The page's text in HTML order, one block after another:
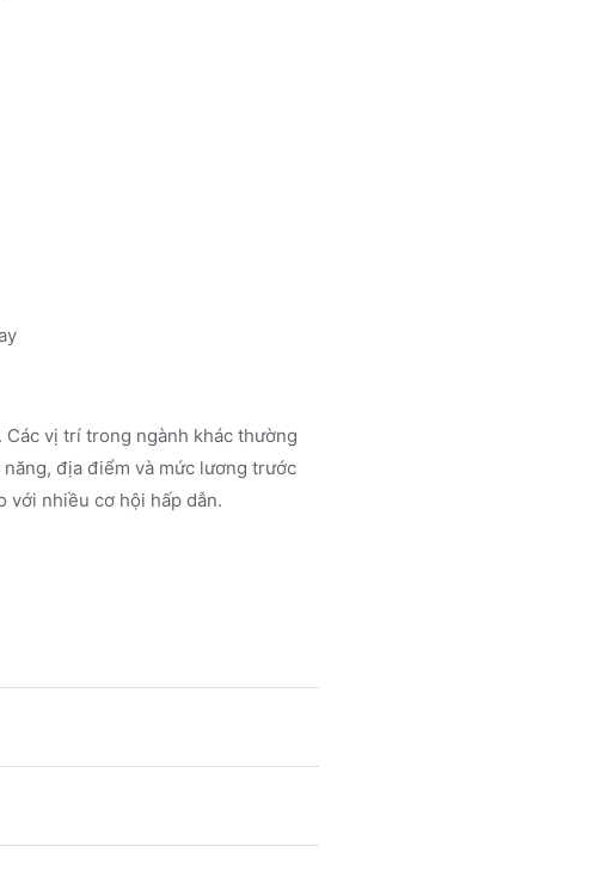
Các vị trí trong ngành khác thường
địa điểm và mức lương trước
với nhiều cơ hội hấp dẫn.